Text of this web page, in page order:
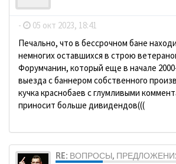
- 05 окт 2023, 18:41
Печально, что в бессрочном бане
немногих оставшихся в строю
Форумчанин, который еще в начале
выезда с баннером собственного
кучка краснобаев с глумливыми
приносит больше дивидендов(((
RE: ВОПРОСЫ,